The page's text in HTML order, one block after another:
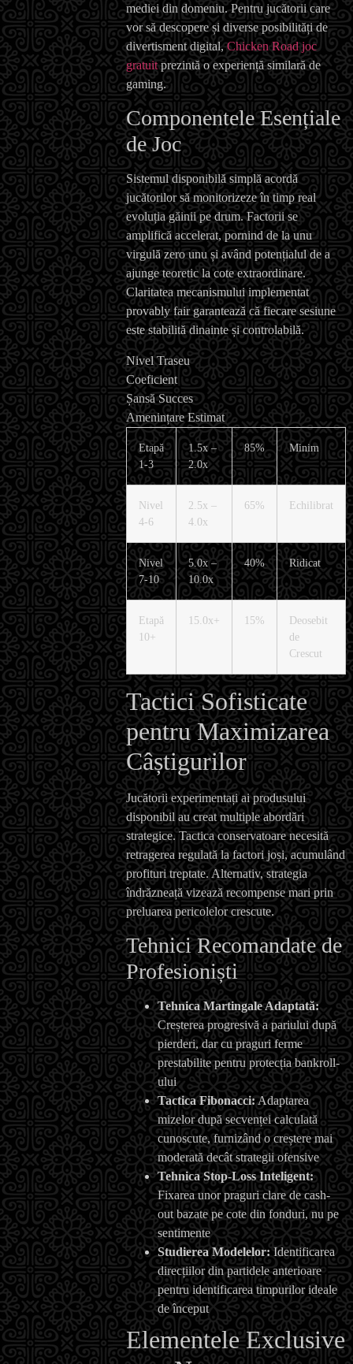
mediei din domeniu. Pentru jucătorii care
vor să descopere și diverse posibilități de
divertisment digital,Chicken Road joc
gratuitprezintă o experiență similară de
gaming.
Componentele Esențiale
de Joc
Sistemul disponibilă simplă acordă
jucătorilor să monitorizeze în timp real
evoluția găinii pe drum. Factorii se
amplifică accelerat, pornind de la unu
virgulă zero unu și având potențialul de a
ajunge teoretic la cote extraordinare.
Claritatea mecanismului implementat
provably fair garantează că fiecare sesiune
este stabilită dinainte și controlabilă.
Nivel Traseu
Coeficient
Șansă Succes
Amenințare Estimat
Etapă
1-3
1.5x –
2.0x
85% Minim
Nivel
4-6
2.5x –
4.0x
65% Echilibrat
Nivel
7-10
5.0x –
10.0x
40% Ridicat
Etapă
10+
15.0x+ 15%
Deosebit
de
Crescut
Tactici Sofisticate
pentru Maximizarea
Câștigurilor
Jucătorii experimentați ai produsului
disponibil au creat multiple abordări
strategice. Tactica conservatoare necesită
retragerea regulată la factori joși, acumulând
profituri treptate. Alternativ, strategia
îndrăzneață vizează recompense mari prin
preluarea pericolelor crescute.
Tehnici Recomandate de
Profesioniști
Tehnica Martingale Adaptată:
Creșterea progresivă a pariului după
pierderi, dar cu praguri ferme
prestabilite pentru protecția bankroll-
ului
Tactica Fibonacci:Adaptarea
mizelor după secvenței calculată
cunoscute, furnizând o creștere mai
moderată decât strategii ofensive
Tehnica Stop-Loss Inteligent:
Fixarea unor praguri clare de cash-
out bazate pe cote din fonduri, nu pe
sentimente
Studierea Modelelor:Identificarea
direcțiilor din partidele anterioare
pentru identificarea timpurilor ideale
de început
Elementele Exclusive